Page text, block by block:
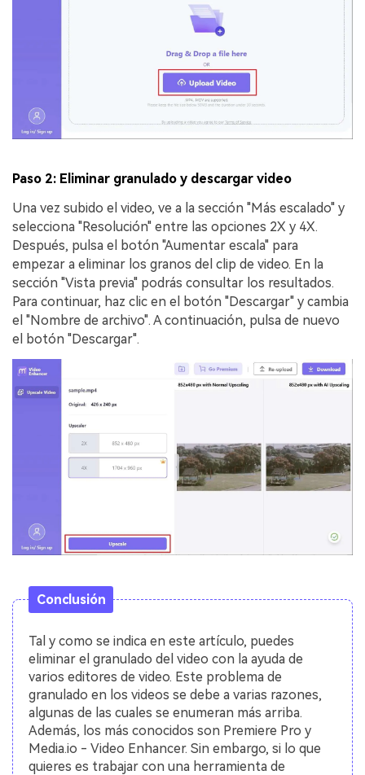
Paso 2: Eliminar granulado y descargar video
Una vez subido el video, ve a la sección "Más escalado" y
selecciona "Resolución" entre las opciones 2X y 4X.
Después, pulsa el botón "Aumentar escala" para
empezar a eliminar los granos del clip de video. En la
sección "Vista previa" podrás consultar los resultados.
Para continuar, haz clic en el botón "Descargar" y cambia
el "Nombre de archivo". A continuación, pulsa de nuevo
el botón "Descargar".
Conclusión
Tal y como se indica en este artículo, puedes
eliminar el granulado del video con la ayuda de
varios editores de video. Este problema de
granulado en los videos se debe a varias razones,
algunas de las cuales se enumeran más arriba.
Además, los más conocidos son Premiere Pro y
Media.io - Video Enhancer. Sin embargo, si lo que
quieres es trabajar con una herramienta de